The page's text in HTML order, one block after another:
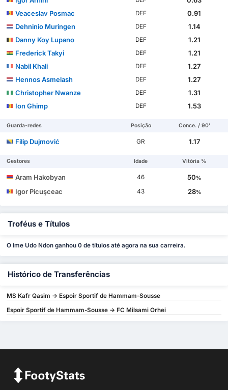
Veaceslav Posmac
DEF
0.91
Dehninio Muringen
DEF
1.14
Danny Koy Lupano
DEF
1.21
Frederick Takyi
DEF
1.21
Nabil Khali
DEF
1.27
Hennos Asmelash
DEF
1.27
Christopher Nwanze
DEF
1.31
Ion Ghimp
DEF 1.53
Guarda-redes Posição Conce. / 90'
Filip Dujmović GR 1.17
Gestores Idade Vitória %
Aram Hakobyan 46 50%
Igor Picuşceac 43 28%
Troféus e Títulos
O Ime Udo Ndon ganhou 0 de títulos até agora na sua carreira.
Histórico de Transferências
MS Kafr Qasim -> Espoir Sportif de Hammam-Sousse
Espoir Sportif de Hammam-Sousse -> FC Milsami Orhei